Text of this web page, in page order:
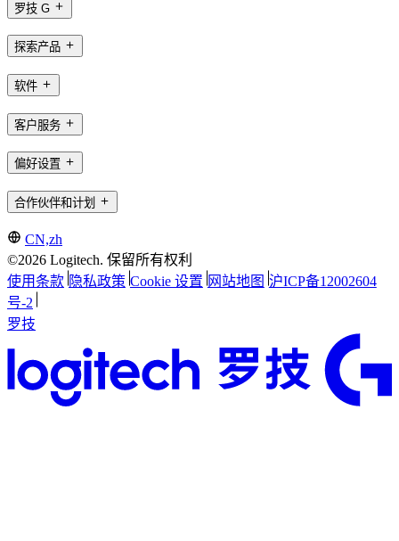
罗技 G
探索产品
软件
客户服务
偏好设置
合作伙伴和计划
CN,zh
©2026 Logitech. 保留所有权利
使用条款 隐私政策 Cookie 设置 网站地图 沪ICP备12002604
号-2
罗技